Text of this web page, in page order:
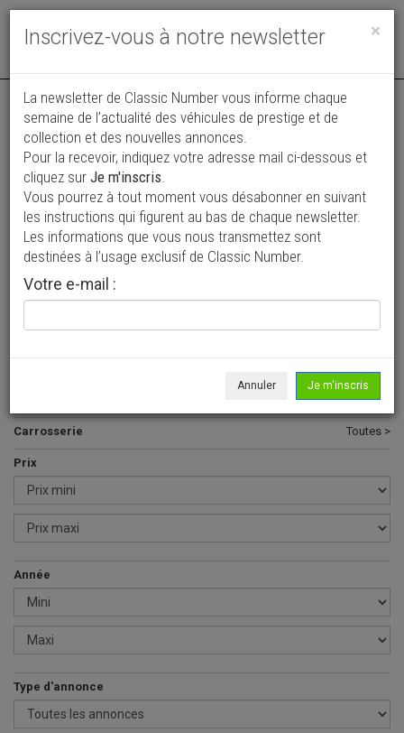
Toggle
Vos annonces vues par
plus de 4 millions de collectionneurs
Ajouter une annonce
> Rechercher un véhicule
Alpina >
Carrosserie Toutes >
Prix
Année
Type d'annonce
×
Inscrivez-vous à notre newsletter
La newsletter de Classic Number vous informe chaque
semaine de l’actualité des véhicules de prestige et de
collection et des nouvelles annonces.
Pour la recevoir, indiquez votre adresse mail ci-dessous et
cliquez sur Je m'inscris.
Vous pourrez à tout moment vous désabonner en suivant
les instructions qui figurent au bas de chaque newsletter.
Les informations que vous nous transmettez sont
destinées à l’usage exclusif de Classic Number.
Votre e-mail :
Annuler Je m'inscris